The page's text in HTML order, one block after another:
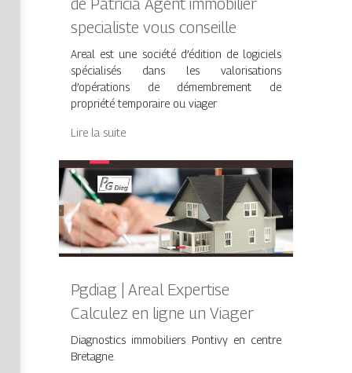
de Patricia Agent immobilier
specialiste vous conseille
Areal est une société d’édition de logiciels
spécialisés dans les valorisations
d’opérations de démembrement de
propriété temporaire ou viager
Lire la suite
Pgdiag | Areal Expertise
Calculez en ligne un Viager
Diagnostics immobiliers Pontivy en centre
Bretagne.